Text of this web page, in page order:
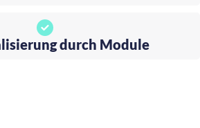
durch Module